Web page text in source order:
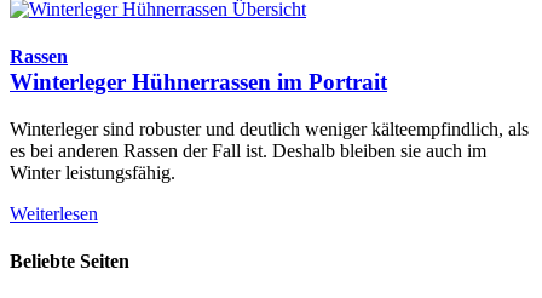
Rassen
Winterleger Hühnerrassen im Portrait
Winterleger sind robuster und deutlich weniger kälteempfindlich, als
es bei anderen Rassen der Fall ist. Deshalb bleiben sie auch im
Winter leistungsfähig.
Weiterlesen
Beliebte Seiten